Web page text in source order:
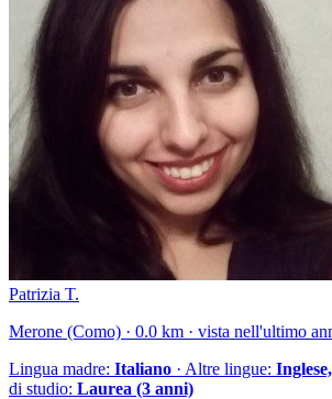
Patrizia T.
Merone (Como) · 0.0 km · vista nell'ultimo
Lingua madre: Italiano · Altre lingue:
di studio: Laurea (3 anni)